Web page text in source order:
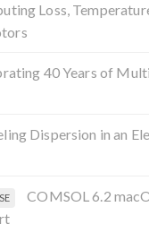
Loss,
40 Years of
Dispersion in an
COMSOL 6.2